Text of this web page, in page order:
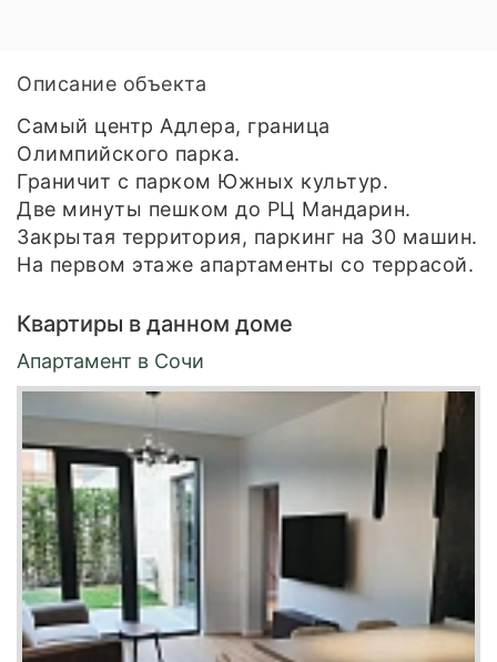
Описание объекта
Самый центр Адлера, граница
Олимпийского парка.
Граничит с парком Южных культур.
Две минуты пешком до РЦ Мандарин.
Закрытая территория, паркинг на 30 машин.
На первом этаже апартаменты со террасой.
Квартиры в данном доме
Апартамент в Сочи